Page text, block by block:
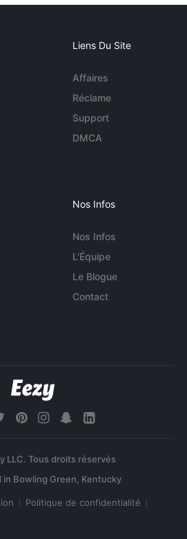
Liens Du Site
Affaires
Réclame
Support
DMCA
Nos Infos
Nos Infos
L'Équipe
Le Blogue
Contact
LLC. Tous droits réservés
Politique de confidentialité